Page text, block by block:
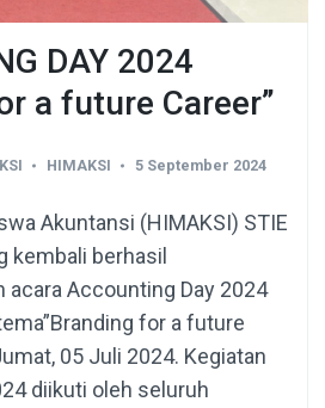
DAY 2024
a future Career”
HIMAKSI 5 September 2024
Akuntansi (HIMAKSI) STIE
kembali berhasil
acara Accounting Day 2024
for a future
05 Juli 2024. Kegiatan
diikuti oleh seluruh